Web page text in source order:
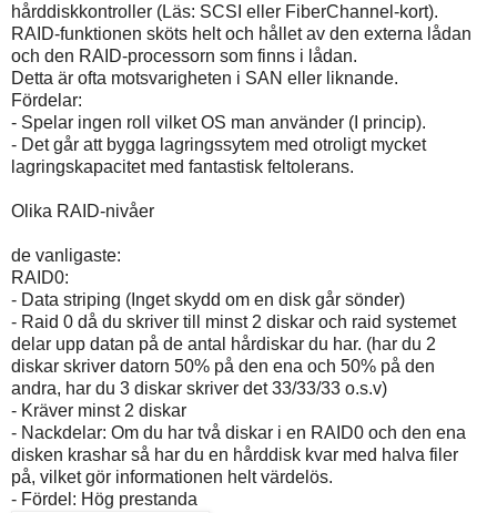
hårddiskkontroller (Läs: SCSI eller FiberChannel-kort).
RAID-funktionen sköts helt och hållet av den externa lådan
och den RAID-processorn som finns i lådan.
Detta är ofta motsvarigheten i SAN eller liknande.
Fördelar:
- Spelar ingen roll vilket OS man använder (I princip).
- Det går att bygga lagringssytem med otroligt mycket
lagringskapacitet med fantastisk feltolerans.
Olika RAID-nivåer
de vanligaste:
RAID0:
- Data striping (Inget skydd om en disk går sönder)
- Raid 0 då du skriver till minst 2 diskar och raid systemet
delar upp datan på de antal hårdiskar du har. (har du 2
diskar skriver datorn 50% på den ena och 50% på den
andra, har du 3 diskar skriver det 33/33/33 o.s.v)
- Kräver minst 2 diskar
- Nackdelar: Om du har två diskar i en RAID0 och den ena
disken krashar så har du en hårddisk kvar med halva filer
på, vilket gör informationen helt värdelös.
- Fördel: Hög prestanda